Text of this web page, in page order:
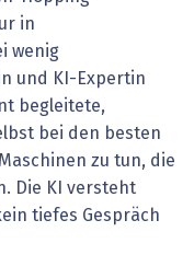
in
wenig
und KI-Expertin
begleitete,
bei den besten
zu tun, die
Die KI versteht
tiefes Gespräch